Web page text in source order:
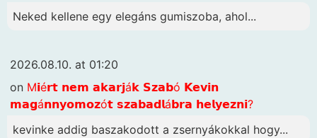
Neked kellene egy elegáns gumiszoba, ahol...
2026.08.10. at 01:20
on M𝗶é𝗿𝘁 𝗻𝗲𝗺 𝗮𝗸𝗮𝗿𝗷á𝗸 𝗦𝘇𝗮𝗯ó 𝗞𝗲𝘃𝗶𝗻
𝗺𝗮𝗴á𝗻𝗻𝘆𝗼𝗺𝗼𝘇ó𝘁 𝘀𝘇𝗮𝗯𝗮𝗱𝗹á𝗯𝗿𝗮 𝗵𝗲𝗹𝘆𝗲𝘇𝗻𝗶?
kevinke addig baszakodott a zsernyákokkal hogy...